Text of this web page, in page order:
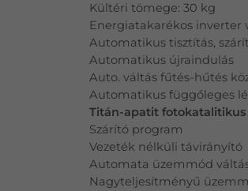
Kültéri tömege: 30 kg
Energiatakarékos inverter
Automatikus tisztítás,
Automatikus újraindulás
Auto. váltás fűtés-hűtés
Automatikus függőleges
Titán-apatit fotokatalitikus
Szárító program
Vezeték nélküli távirányító
Automata üzemmód
Nagyteljesítményű